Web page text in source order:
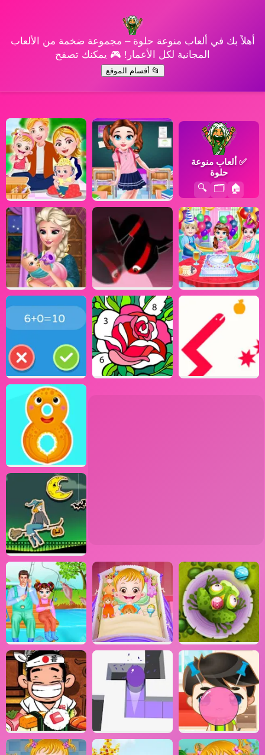
أهلاً بك في ألعاب منوعة حلوة – مجموعة ضخمة من الألعاب
المجانية لكل الأعمار! 🎮 يمكنك تصفح
📂 أقسام الموقع
✅ ألعاب منوعة
حلوة
🏠
🗂️
🔍